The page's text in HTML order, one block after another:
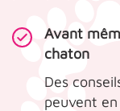
Avant
chaton
Des
peuvent